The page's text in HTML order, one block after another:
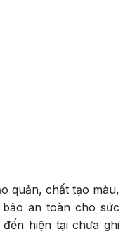
quản, chất tạo màu,
an toàn cho sức
hiện tại chưa ghi